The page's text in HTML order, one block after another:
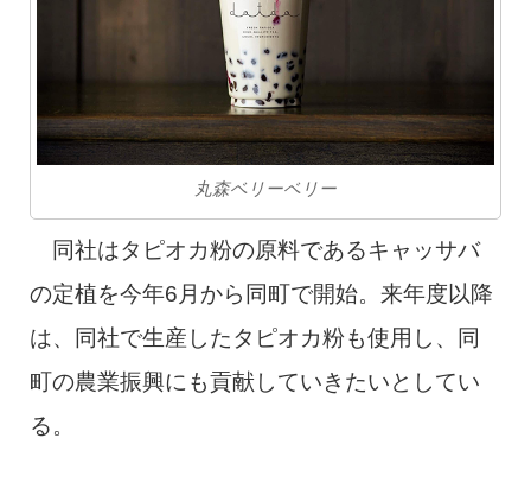
丸森ベリーベリー
同社はタピオカ粉の原料であるキャッサバ
の定植を今年6月から同町で開始。来年度以降
は、同社で生産したタピオカ粉も使用し、同
町の農業振興にも貢献していきたいとしてい
る。